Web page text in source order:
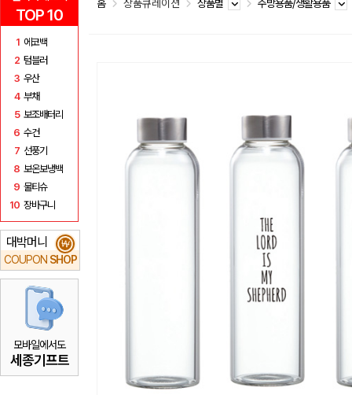
TOP 10
1 에코백
2 텀블러
3 우산
4 부채
5 보조배터리
6 수건
7 선풍기
8 보온보냉백
9 물티슈
10 장바구니
대박머니
COUPON SHOP
₩
모바일에서도
세종기프트
홈 상품큐레이션 상품별 주방용품/생활용품